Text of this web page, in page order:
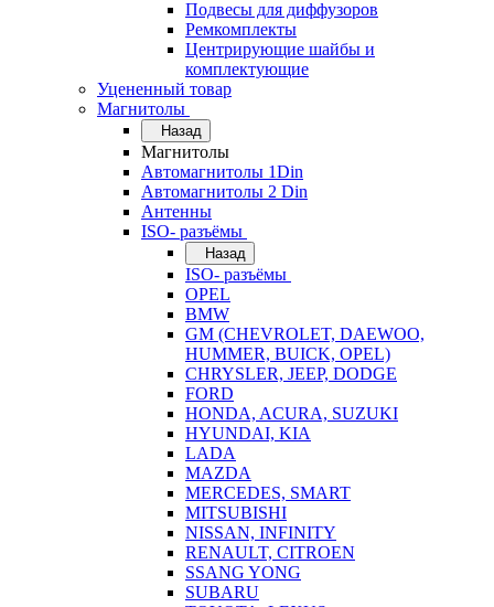
Подвесы для диффузоров
Ремкомплекты
Центрирующие шайбы и
комплектующие
Уцененный товар
Магнитолы
Назад
Магнитолы
Автомагнитолы 1Din
Автомагнитолы 2 Din
Антенны
ISO- разъёмы
Назад
ISO- разъёмы
OPEL
BMW
GM (CHEVROLET, DAEWOO,
HUMMER, BUICK, OPEL)
CHRYSLER, JEEP, DODGE
FORD
HONDA, ACURA, SUZUKI
HYUNDAI, KIA
LADA
MAZDA
MERCEDES, SMART
MITSUBISHI
NISSAN, INFINITY
RENAULT, CITROEN
SSANG YONG
SUBARU